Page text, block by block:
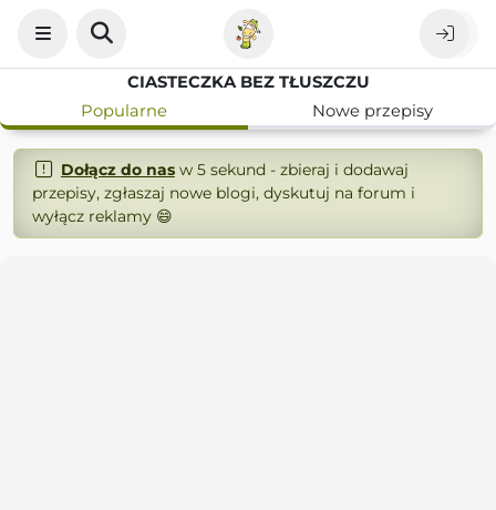
CIASTECZKA BEZ TŁUSZCZU
Popularne
Nowe przepisy
Dołącz do nasw 5 sekund - zbieraj i dodawaj
przepisy, zgłaszaj nowe blogi, dyskutuj na forum i
wyłącz reklamy 😄